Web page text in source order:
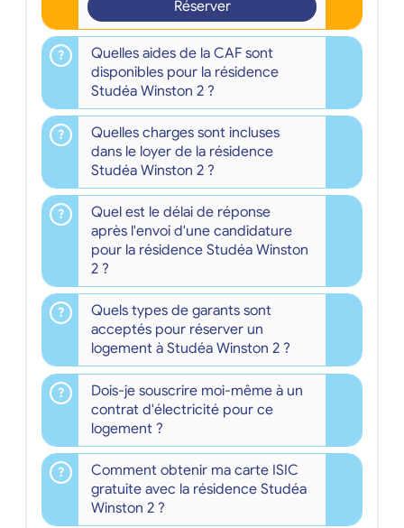
Réserver
Quelles aides de la CAF sont
disponibles pour la résidence
Studéa Winston 2 ?
Quelles charges sont incluses
dans le loyer de la résidence
Studéa Winston 2 ?
Quel est le délai de réponse
après l'envoi d'une candidature
pour la résidence Studéa Winston
2 ?
Quels types de garants sont
acceptés pour réserver un
logement à Studéa Winston 2 ?
Dois-je souscrire moi-même à un
contrat d'électricité pour ce
logement ?
Comment obtenir ma carte ISIC
gratuite avec la résidence Studéa
Winston 2 ?